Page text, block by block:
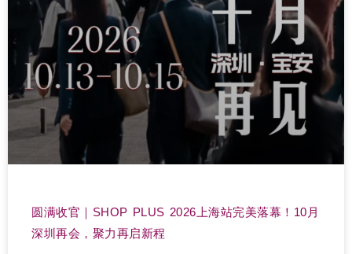
圆满收官｜SHOP PLUS 2026上海站完美落幕！10月
深圳再会，聚力再启新程